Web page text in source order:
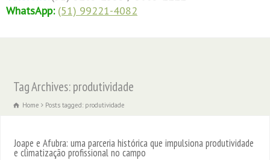
WhatsApp: (51) 99221-4082
Tag Archives: produtividade
Home Posts tagged: produtividade
Joape e Afubra: uma parceria histórica que impulsiona produtividade
e climatização profissional no campo